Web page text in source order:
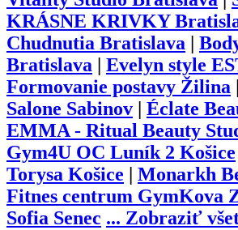
KRÁSNE KRIVKY
Chudnutia Bratislava
Bratislava
Evelyn style
Formovanie postavy Žilina
Salone Sabinov
Éclate
EMMA - Ritual Beauty
Gym4U OC Luník 2 Košice
Torysa Košice
Monarkh
Fitnes centrum GymKova
Sofia Senec ... Zobraziť